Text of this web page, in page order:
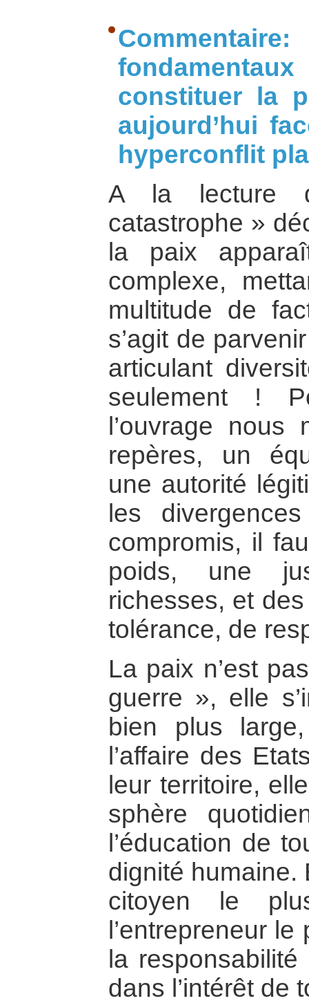
constituer la
aujourd’hui
hyperconflit
A la lecture
catastrophe »
la paix
complexe,
multitude de
s’agit de
articulant
seulement !
l’ouvrage nous
repères, un
une autorité
les
compromis, il
poids, une
richesses, et
tolérance, de
La paix n’est
guerre », elle
bien plus
l’affaire des
leur territoire,
sphère
l’éducation de
dignité humaine.
citoyen le
l’entrepreneur
la
dans l’intérêt de